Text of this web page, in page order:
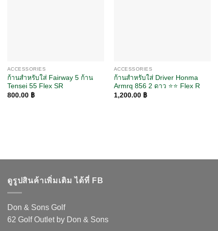
ACCESSORIES
ก้านสำหรับใส่ Fairway 5 ก้าน
Tensei 55 Flex SR
800.00 ฿
ACCESSORIES
ก้านสำหรับใส่ Driver Honma
Armrq 856 2 ดาว ⭐️⭐️ Flex R
1,200.00 ฿
ดูรูปสินค้าเพิ่มเติม ได้ที่ FB
Don & Sons Golf
62 Golf Outlet by Don & Sons